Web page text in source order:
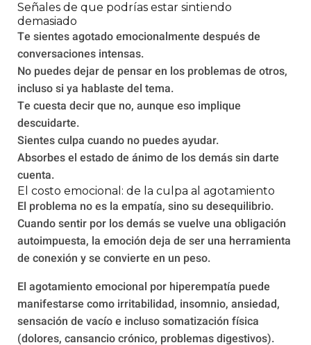
Señales de que podrías estar sintiendo
demasiado
Te sientes agotado emocionalmente después de
conversaciones intensas.
No puedes dejar de pensar en los problemas de otros,
incluso si ya hablaste del tema.
Te cuesta decir que no, aunque eso implique
descuidarte.
Sientes culpa cuando no puedes ayudar.
Absorbes el estado de ánimo de los demás sin darte
cuenta.
El costo emocional: de la culpa al agotamiento
El problema no es la empatía, sino su desequilibrio.
Cuando sentir por los demás se vuelve una obligación
autoimpuesta, la emoción deja de ser una herramienta
de conexión y se convierte en un peso.
El agotamiento emocional por hiperempatía puede
manifestarse como irritabilidad, insomnio, ansiedad,
sensación de vacío e incluso somatización física
(dolores, cansancio crónico, problemas digestivos).